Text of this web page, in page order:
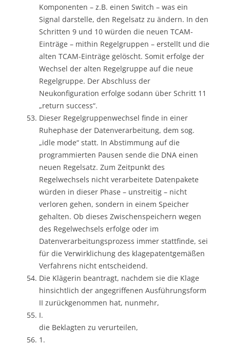
Komponenten – z.B. einen Switch – was ein
Signal darstelle, den Regelsatz zu ändern. In den
Schritten 9 und 10 würden die neuen TCAM-
Einträge – mithin Regelgruppen – erstellt und die
alten TCAM-Einträge gelöscht. Somit erfolge der
Wechsel der alten Regelgruppe auf die neue
Regelgruppe. Der Abschluss der
Neukonfiguration erfolge sodann über Schritt 11
„return success“.
Dieser Regelgruppenwechsel finde in einer
Ruhephase der Datenverarbeitung, dem sog.
„idle mode“ statt. In Abstimmung auf die
programmierten Pausen sende die DNA einen
neuen Regelsatz. Zum Zeitpunkt des
Regelwechsels nicht verarbeitete Datenpakete
würden in dieser Phase – unstreitig – nicht
verloren gehen, sondern in einem Speicher
gehalten. Ob dieses Zwischenspeichern wegen
des Regelwechsels erfolge oder im
Datenverarbeitungsprozess immer stattfinde, sei
für die Verwirklichung des klagepatentgemäßen
Verfahrens nicht entscheidend.
Die Klägerin beantragt, nachdem sie die Klage
hinsichtlich der angegriffenen Ausführungsform
II zurückgenommen hat, nunmehr,
I.
die Beklagten zu verurteilen,
1.